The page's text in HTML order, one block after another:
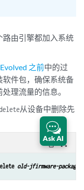
由引擎都加入系统
之前中的过
件包，确保系统备
理流量的信息。
从设备中删除先
content_copy zoom_out_map
old-jfirmware-package-
Ask AI